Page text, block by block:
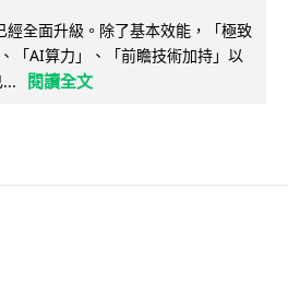
全面升級。除了基本效能，「極致
「AI算力」、「前瞻技術加持」以
閱讀全文